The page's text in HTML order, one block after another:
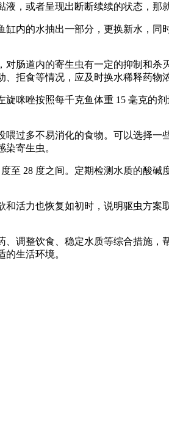
，或者呈现出断断续续的状态，那
内的水抽出一部分，更换新水，
肠道内的寄生虫有一定的抑制和杀
拒食等情况，应及时换水稀释药物浓
咪唑按照每千克鱼体重 15 毫克的
过多不易消化的食物。可以选择
寄生虫。
28 度之间。定期检测水质的酸
活力也恢复如初时，说明驱虫方
调整饮食、稳定水质等综合措施
生活环境。